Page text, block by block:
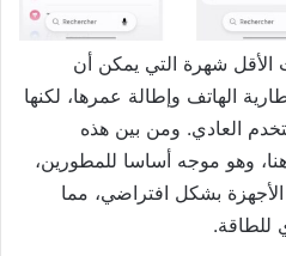
الأقل شهرة التي يمكن أن
الهاتف وإطالة عمرها، لكنها
العادي. ومن بين هذه
وهو موجه أساسا للمطورين،
بشكل افتراضي، مما
للطاقة.